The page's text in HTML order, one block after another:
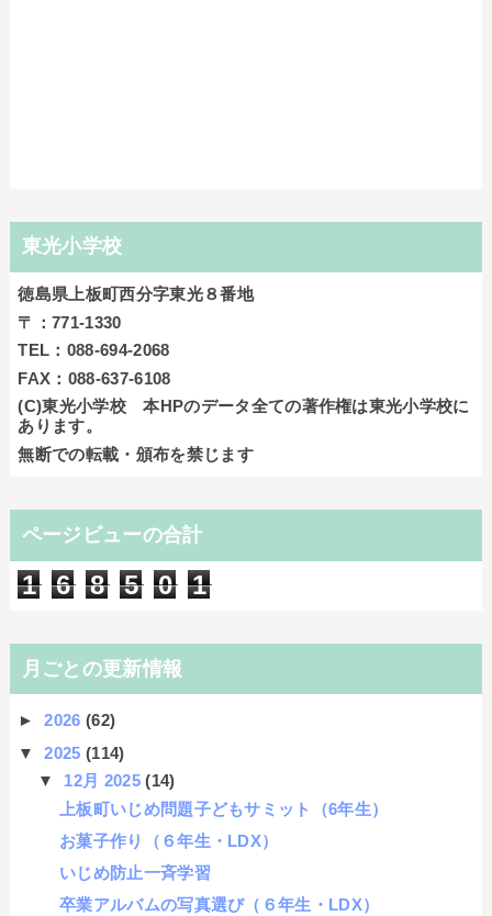
東光小学校
徳島県上板町西分字東光８番地
〒：771-1330
TEL：088-694-2068
FAX：088-637-6108
(C)東光小学校 本HPのデータ全ての著作権は東光小学校に
あります。
無断での転載・頒布を禁じます
ページビューの合計
1 6 8 5 0 1
月ごとの更新情報
►2026(62)
▼2025(114)
▼ 12月 2025(14)
上板町いじめ問題子どもサミット（6年生）
お菓子作り（６年生・LDX）
いじめ防止一斉学習
卒業アルバムの写真選び（６年生・LDX）